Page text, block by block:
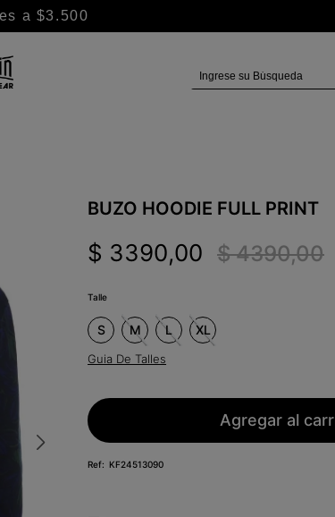
a $3.500
BUZO HOODIE FULL PRINT
$ 3390,00 $ 4390,00
Talle
S M L XL
Guia De Talles
Agregar al
KF24513090